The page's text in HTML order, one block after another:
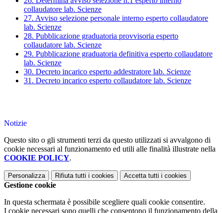
collaudatore lab. Scienze
27. Avviso selezione personale interno esperto collaudatore
lab. Scienze
28. Pubblicazione graduatoria provvisoria esperto
collaudatore lab. Scienze
29. Pubblicazione graduatoria definitiva esperto collaudatore
lab. Scienze
30. Decreto incarico esperto addestratore lab. Scienze
31. Decreto incarico esperto collaudatore lab. Scienze
Notizie
Questo sito o gli strumenti terzi da questo utilizzati si avvalgono di
cookie necessari al funzionamento ed utili alle finalità illustrate nella
COOKIE POLICY.
Personalizza Rifiuta tutti i cookies Accetta tutti i cookies
Gestione cookie
In questa schermata è possibile scegliere quali cookie consentire.
I cookie necessari sono quelli che consentono il funzionamento della